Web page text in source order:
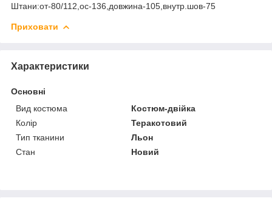
Штани:от-80/112,ос-136,довжина-105,внутр.шов-75
Приховати
Характеристики
Основні
Вид костюма
Костюм-двійка
Колір
Теракотовий
Тип тканини
Льон
Стан
Новий